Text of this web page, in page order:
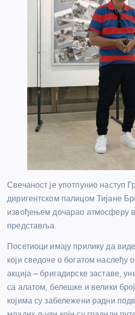
Свечаност је употпунио наступ
диригентском палицом Тијане
извођењем дочарао атмосферу
представља.
Посетиоци имају прилику да
који сведоче о богатом наслеђу
акција – бригадирске заставе,
са алатом, белешке и велики
којима су забележени радни